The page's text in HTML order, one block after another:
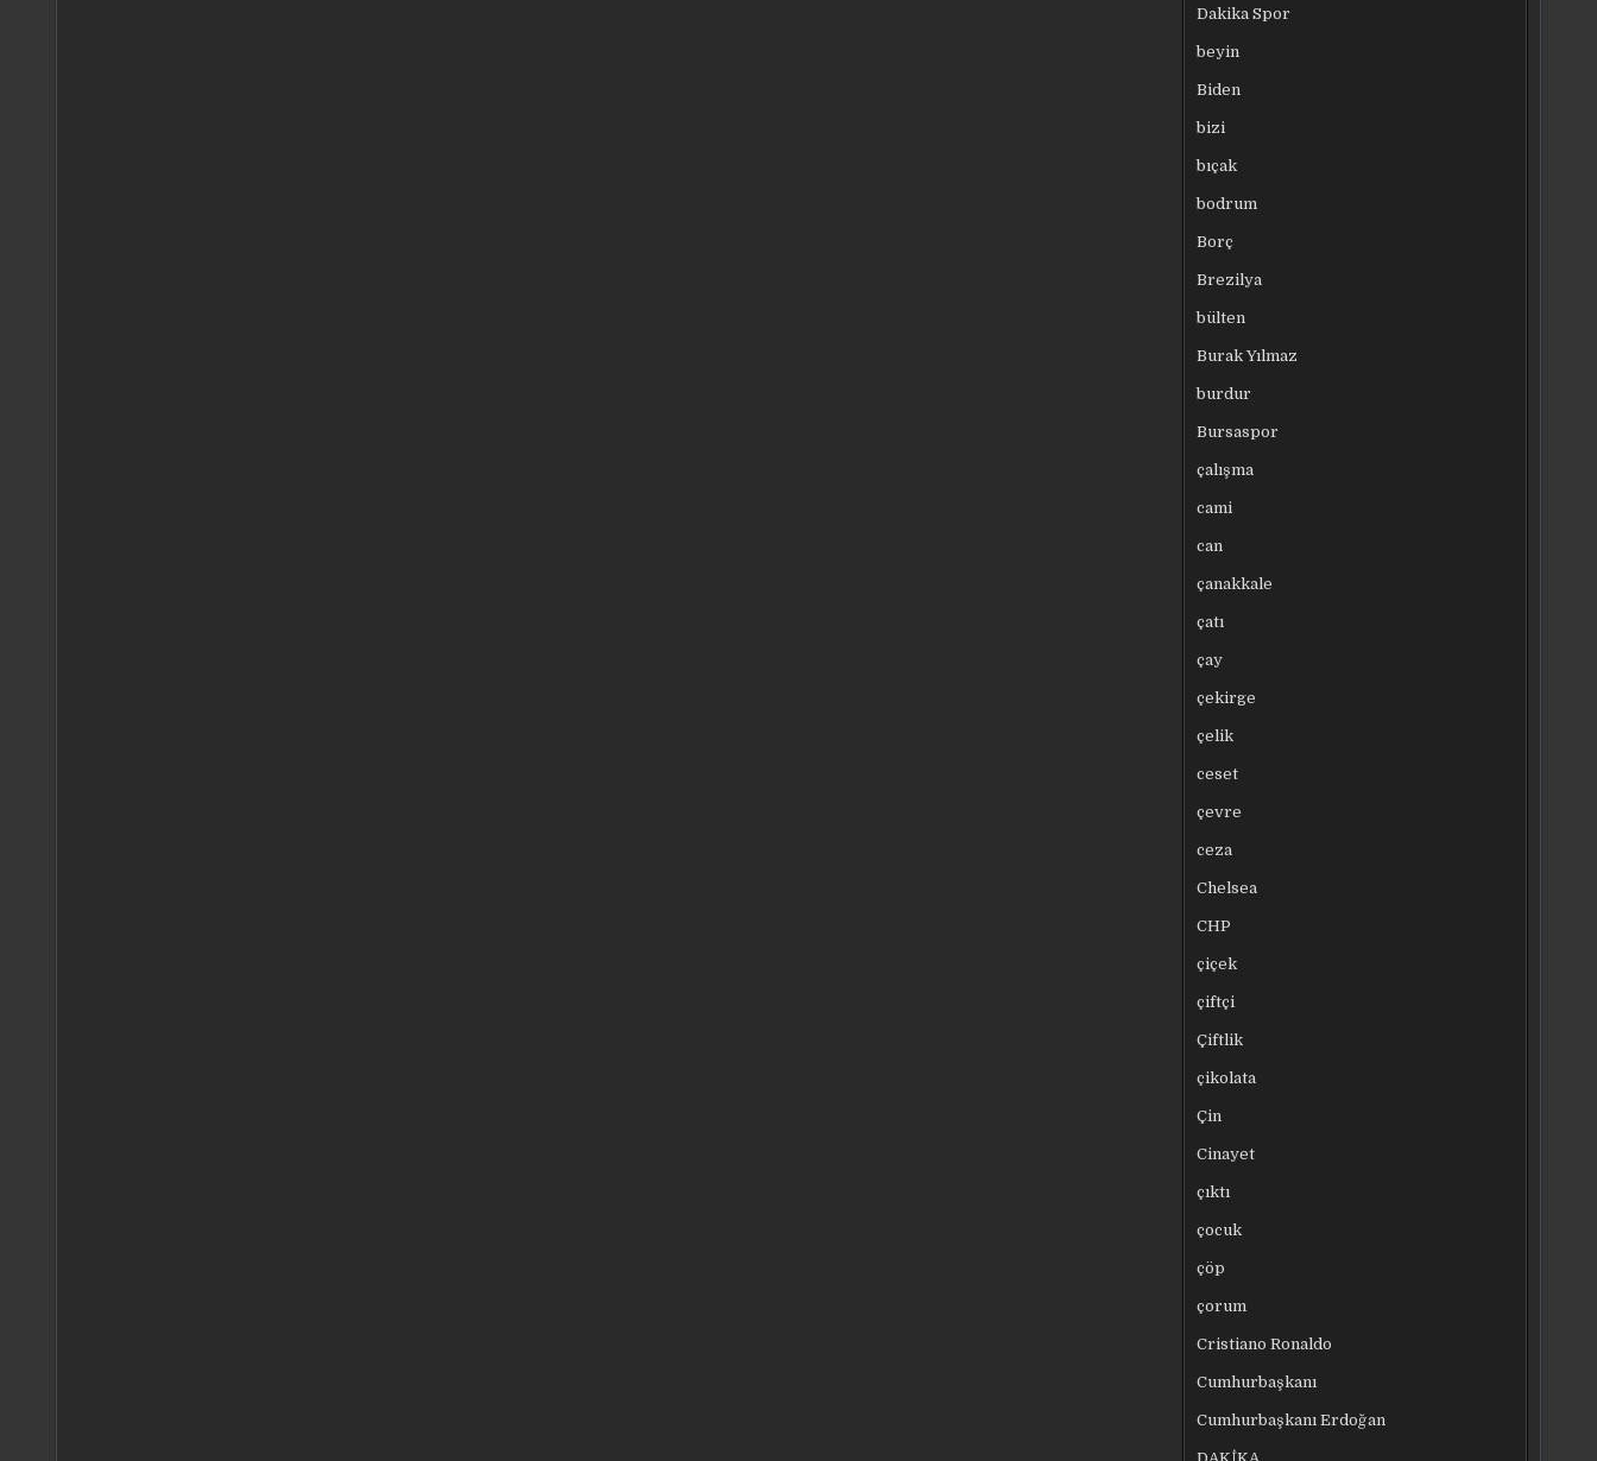
Dakika Spor
beyin
Biden
bizi
bıçak
bodrum
Borç
Brezilya
bülten
Burak Yılmaz
burdur
Bursaspor
çalışma
cami
can
çanakkale
çatı
çay
çekirge
çelik
ceset
çevre
ceza
Chelsea
CHP
çiçek
çiftçi
Çiftlik
çikolata
Çin
Cinayet
çıktı
çocuk
çöp
çorum
Cristiano Ronaldo
Cumhurbaşkanı
Cumhurbaşkanı Erdoğan